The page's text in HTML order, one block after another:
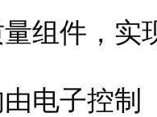
组件，
电子控制